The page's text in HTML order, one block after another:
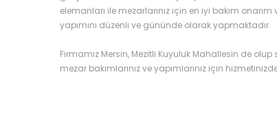
elemanları ile mezarlarınız için en iyi bakım onarım
yapımını düzenli ve gününde olarak yapmaktadır.
Firmamız Mersin, Mezitli Kuyuluk Mahallesin de olup
mezar bakımlarınız ve yapımlarınız için